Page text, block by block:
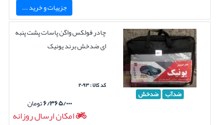
جزییات و خرید ...
ضدآب ضدخش
چادر فولکس واگن پاسات پشت پنبه
ای ضدخش برند یونیک
کد کالا : ۲۰۹۳
۶/۳۶۵/۰۰۰تومان
امکان ارسال روزانه